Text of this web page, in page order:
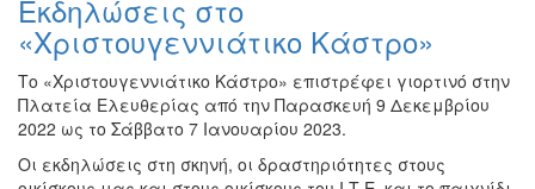
Ζωγραφική
Φωτογραφία
Τραγούδι
Μουσική
Κινηματογράφος
Εκδηλώσεις στο
«Χριστουγεννιάτικο Κάστρο»
Το «Χριστουγεννιάτικο Κάστρο» επιστρέφει γιορτινό στην
Πλατεία Ελευθερίας από την Παρασκευή 9 Δεκεμβρίου
2022 ως το Σάββατο 7 Ιανουαρίου 2023.
Οι εκδηλώσεις στη σκηνή, οι δραστηριότητες στους